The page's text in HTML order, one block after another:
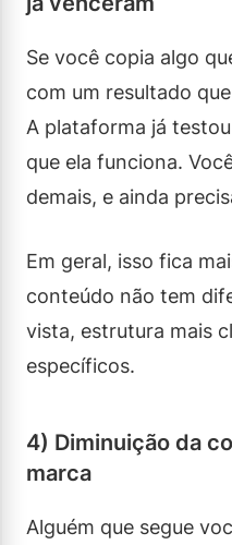
Se você copia algo
com um resultado
A plataforma já
que ela funciona.
demais, e ainda
Em geral, isso fica
conteúdo não tem
vista, estrutura mais
específicos.
4) Diminuição da
marca
Alguém que segue